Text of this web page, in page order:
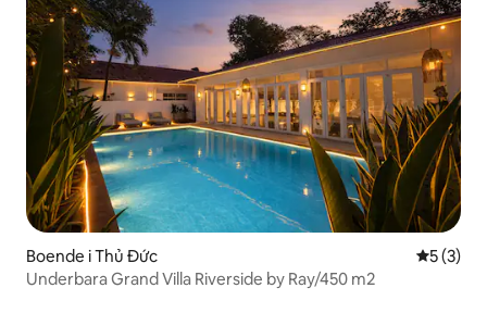
Boende i Thủ Đức 5 av 5 i
5 (3)
Underbara Grand Villa Riverside by Ray/450 m2